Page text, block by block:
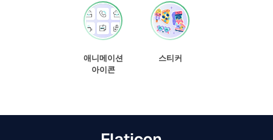
애니메이션
아이콘
스티커